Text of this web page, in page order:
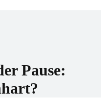
Pause: